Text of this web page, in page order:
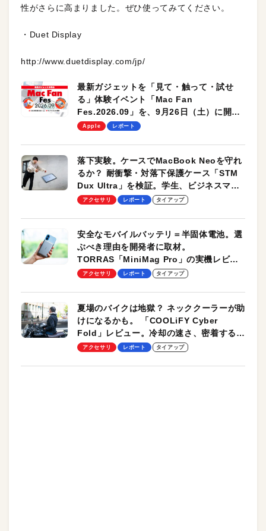
性がさらに高まりました。ぜひ使ってみてください。
・Duet Display
http://www.duetdisplay.com/jp/
最新ガジェットを「見て・触って・試せ
る」体験イベント「Mac Fan
Fes.2026.09」を、9月26日（土）に開催
します！
Apple レポート
落下実験。ケースでMacBook Neoを守れ
るか？ 耐衝撃・対落下保護ケース「STM
Dux Ultra」を検証。学生、ビジネスマン
のモバイルユースに最適！
アクセサリ レポート タイアップ
安全なモバイルバッテリ＝半固体電池。選
ぶべき理由を開発者に取材。
TORRAS「MiniMag Pro」の実機レビュ
ーも
アクセサリ レポート タイアップ
夏場のバイクは地獄？ ネッククーラーが助
けになるかも。 「COOLiFY Cyber
Fold」レビュー。冷却の速さ、密着する冷
却プレート、シンプルな操作性がグッド！
アクセサリ レポート タイアップ